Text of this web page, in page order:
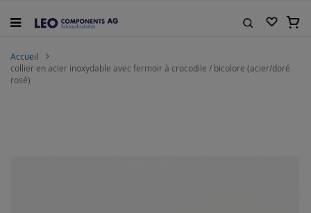
au
Mon
Accueil
collier en acier inoxydable avec fermoir à crocodile / bicolore (acier/doré
rosé)